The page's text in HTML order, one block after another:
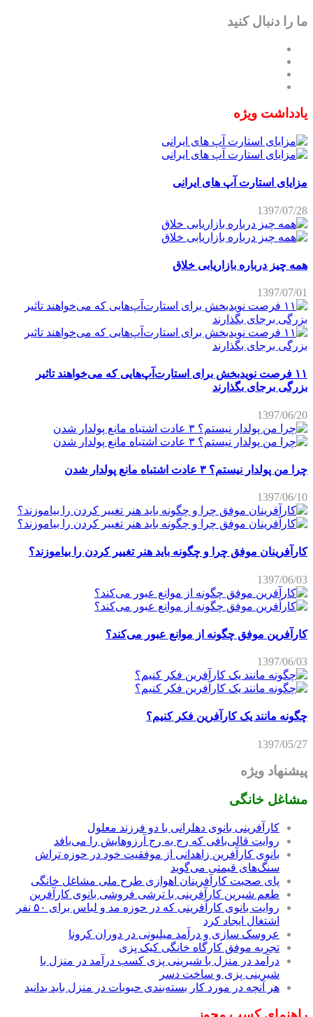
ما را دنبال کنید
یادداشت ویژه
مزایای استارت آپ های ایرانی
1397/07/28
همه چیز درباره بازاریابی خلاق
1397/07/01
۱۱ فرصت نویدبخش برای استارت‌آپ‌هایی که می‌خواهند تاثیر
بزرگی برجای بگذارند
1397/06/20
چرا من پولدار نیستم؟ ۳ عادت اشتباه مانع پولدار شدن
1397/06/10
کارآفرینان موفق چرا و چگونه باید هنر تغییر کردن را بیاموزند؟
1397/06/03
کارآفرین موفق چگونه از موانع عبور می‌کند؟
1397/06/03
چگونه مانند یک کارآفرین فکر کنیم؟
1397/05/27
پیشنهاد ویژه
مشاغل خانگی
کارآفرینی بانوی دهلرانی با دو فرزند معلول
روایت قالی‌بافی که رج به رج آرزوهایش را می‌بافد
بانوی کارآفرین زاهدانی از موفقیت خود در حوزه تراش
سنگ‌های قیمتی می‌گوید
پای صحبت کارآفرینان اهوازی طرح ملی مشاغل خانگی
طعم شیرین کارآفرینی با ترشی فروشی بانوی کارآفرین
روایت بانوی کارآفرینی که در حوزه مد و لباس برای ۵۰ نفر
اشتغال ایجاد کرد
عروسک سازی و درآمد میلیونی در دوران کرونا
تجربه موفق کارگاه خانگی کیک پزی
درآمد در منزل با شیرینی پزی کسب درآمد در منزل با
شیرینی پزی و ساخت دسر
هر آنچه در مورد کار بسته‌بندی حبوبات در منزل باید بدانید